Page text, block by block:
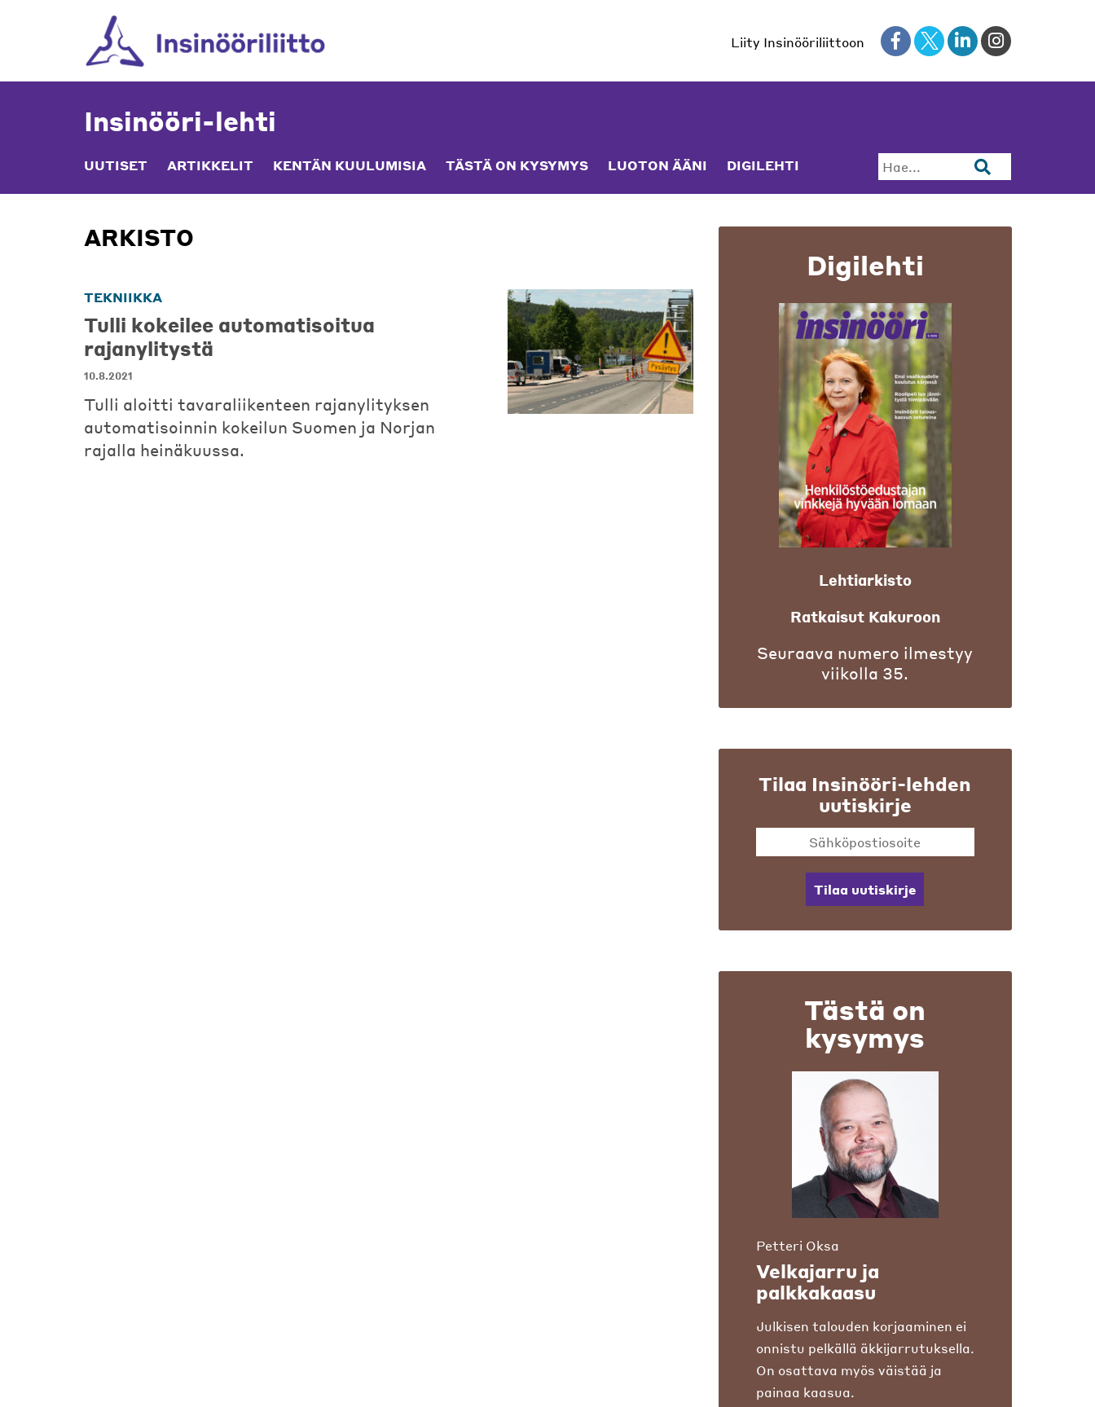
Liity Insinööriliittoon
Insinööri-lehti
UUTISET ARTIKKELIT KENTÄN KUULUMISIA TÄSTÄ ON KYSYMYS LUOTON ÄÄNI DIGILEHTI Hae...
ARKISTO
TEKNIIKKA
Tulli kokeilee automatisoitua
rajanylitystä
10.8.2021
Tulli aloitti tavaraliikenteen rajanylityksen
automatisoinnin kokeilun Suomen ja Norjan
rajalla heinäkuussa.
Digilehti
Lehtiarkisto
Ratkaisut Kakuroon
Seuraava numero ilmestyy
viikolla 35.
Tilaa Insinööri-lehden
uutiskirje
Tilaa uutiskirje
Tästä on
kysymys
Petteri Oksa
Velkajarru ja
palkkakaasu
Julkisen talouden korjaaminen ei
onnistu pelkällä äkkijarrutuksella.
On osattava myös väistää ja
painaa kaasua.